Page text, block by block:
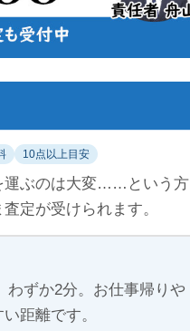
10点以上目安
運ぶのは大変……という方
定が受けられます。
わずか2分。お仕事帰りや
距離です。